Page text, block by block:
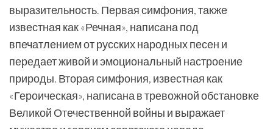
выразительность. Первая симфония, также
известная как «Речная», написана под
впечатлением от русских народных песен и
передает живой и эмоциональный настроение
природы. Вторая симфония, известная как
«Героическая», написана в тревожной обстановке
Великой Отечественной войны и выражает